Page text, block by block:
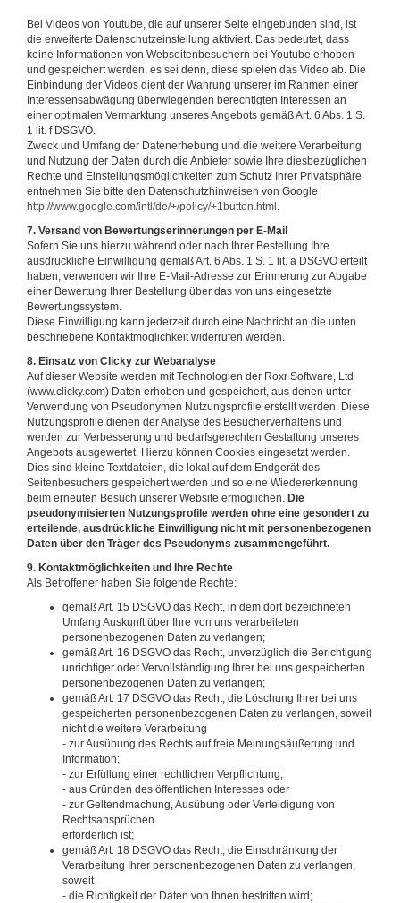
Bei Videos von Youtube, die auf unserer Seite eingebunden sind, ist
die erweiterte Datenschutzeinstellung aktiviert. Das bedeutet, dass
keine Informationen von Webseitenbesuchern bei Youtube erhoben
und gespeichert werden, es sei denn, diese spielen das Video ab. Die
Einbindung der Videos dient der Wahrung unserer im Rahmen einer
Interessensabwägung überwiegenden berechtigten Interessen an
einer optimalen Vermarktung unseres Angebots gemäß Art. 6 Abs. 1 S.
1 lit. f DSGVO.
Zweck und Umfang der Datenerhebung und die weitere Verarbeitung
und Nutzung der Daten durch die Anbieter sowie Ihre diesbezüglichen
Rechte und Einstellungsmöglichkeiten zum Schutz Ihrer Privatsphäre
entnehmen Sie bitte den Datenschutzhinweisen von Google
http://www.google.com/intl/de/+/policy/+1button.html .
7. Versand von Bewertungserinnerungen per E-Mail
Sofern Sie uns hierzu während oder nach Ihrer Bestellung Ihre
ausdrückliche Einwilligung gemäß Art. 6 Abs. 1 S. 1 lit. a DSGVO erteilt
haben, verwenden wir Ihre E-Mail-Adresse zur Erinnerung zur Abgabe
einer Bewertung Ihrer Bestellung über das von uns eingesetzte
Bewertungssystem.
Diese Einwilligung kann jederzeit durch eine Nachricht an die unten
beschriebene Kontaktmöglichkeit widerrufen werden.
8. Einsatz von Clicky zur Webanalyse
Auf dieser Website werden mit Technologien der Roxr Software, Ltd
(www.clicky.com) Daten erhoben und gespeichert, aus denen unter
Verwendung von Pseudonymen Nutzungsprofile erstellt werden. Diese
Nutzungsprofile dienen der Analyse des Besucherverhaltens und
werden zur Verbesserung und bedarfsgerechten Gestaltung unseres
Angebots ausgewertet. Hierzu können Cookies eingesetzt werden.
Dies sind kleine Textdateien, die lokal auf dem Endgerät des
Seitenbesuchers gespeichert werden und so eine Wiedererkennung
beim erneuten Besuch unserer Website ermöglichen. Die
pseudonymisierten Nutzungsprofile werden ohne eine gesondert zu
erteilende, ausdrückliche Einwilligung nicht mit personenbezogenen
Daten über den Träger des Pseudonyms zusammengeführt.
9. Kontaktmöglichkeiten und Ihre Rechte
Als Betroffener haben Sie folgende Rechte:
gemäß Art. 15 DSGVO das Recht, in dem dort bezeichneten
Umfang Auskunft über Ihre von uns verarbeiteten
personenbezogenen Daten zu verlangen;
gemäß Art. 16 DSGVO das Recht, unverzüglich die Berichtigung
unrichtiger oder Vervollständigung Ihrer bei uns gespeicherten
personenbezogenen Daten zu verlangen;
gemäß Art. 17 DSGVO das Recht, die Löschung Ihrer bei uns
gespeicherten personenbezogenen Daten zu verlangen, soweit
nicht die weitere Verarbeitung
- zur Ausübung des Rechts auf freie Meinungsäußerung und
Information;
- zur Erfüllung einer rechtlichen Verpflichtung;
- aus Gründen des öffentlichen Interesses oder
- zur Geltendmachung, Ausübung oder Verteidigung von
Rechtsansprüchen
erforderlich ist;
gemäß Art. 18 DSGVO das Recht, die Einschränkung der
Verarbeitung Ihrer personenbezogenen Daten zu verlangen,
soweit
- die Richtigkeit der Daten von Ihnen bestritten wird;